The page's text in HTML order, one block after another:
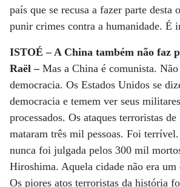
país que se recusa a fazer parte desta
punir crimes contra a humanidade. É
ISTOÉ – A China também não faz
Raël –Mas a China é comunista. Não
democracia. Os Estados Unidos se
democracia e temem ver seus
processados. Os ataques terroristas
mataram três mil pessoas. Foi
nunca foi julgada pelos 300 mil
Hiroshima. Aquela cidade não era
Os piores atos terroristas da história